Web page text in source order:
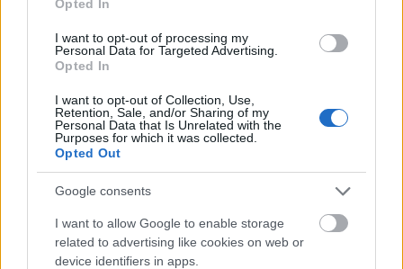
Opted In
I want to opt-out of processing my
Personal Data for Targeted Advertising.
Opted In
I want to opt-out of Collection, Use,
Retention, Sale, and/or Sharing of my
Personal Data that Is Unrelated with the
Purposes for which it was collected.
Opted Out
Google consents
I want to allow Google to enable storage
related to advertising like cookies on web or
device identifiers in apps.
Kredittsjekk av selskaper
Betalingsanmerkninger og panteheftelser
AI-baserte analyser og risikovurderinger
Varslinger på viktige endringer
Oppdatert regnskapsinformasjon og nøkkeltall